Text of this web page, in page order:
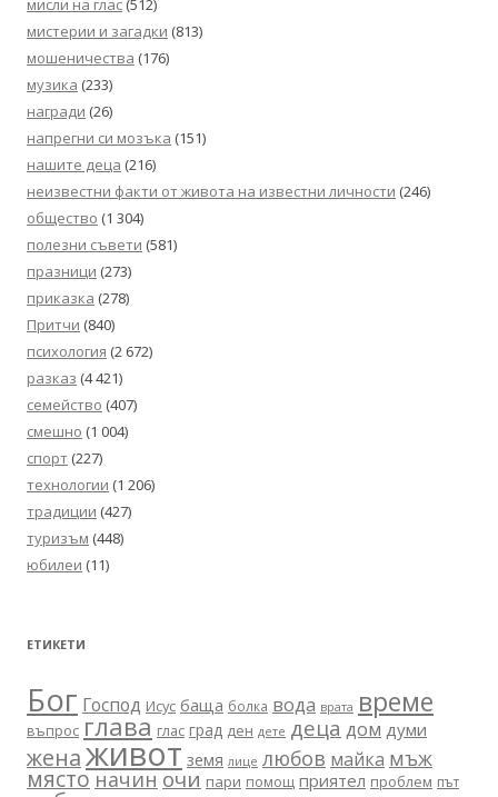
мисли на глас (512)
мистерии и загадки (813)
мошеничества (176)
музика (233)
награди (26)
напрегни си мозъка (151)
нашите деца (216)
неизвестни факти от живота на известни личности (246)
общество (1 304)
полезни съвети (581)
празници (273)
приказка (278)
Притчи (840)
психология (2 672)
разказ (4 421)
семейство (407)
смешно (1 004)
спорт (227)
технологии (1 206)
традиции (427)
туризъм (448)
юбилеи (11)
ЕТИКЕТИ
Бог Господ Исус баща болка вода врата време
въпрос глава глас град ден дете деца дом думи
женаживот земя лице любов майка мъж
мястоначиночи пари помощ приятел проблем път